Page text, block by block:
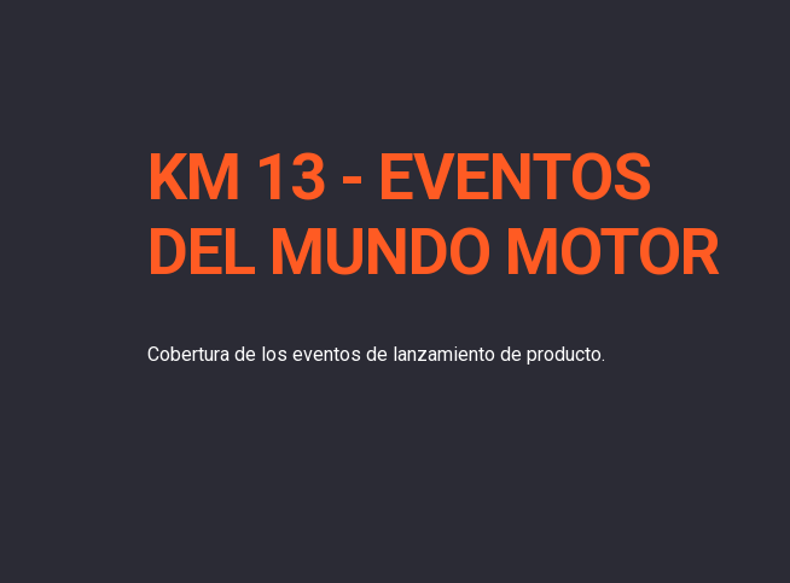
KM 13 - EVENTOS
DEL MUNDO MOTOR
Cobertura de los eventos de lanzamiento de producto.